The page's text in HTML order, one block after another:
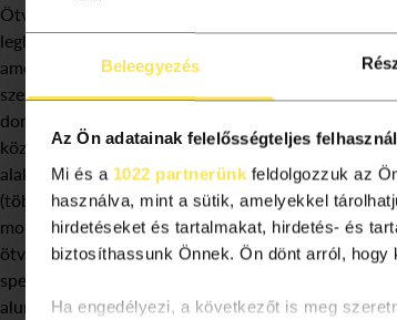
Beleegyezés
Az Ön adatainak felelősségteljes
Mi és a 1022 partnerünk feldolgozzuk az
használva, mint a sütik, amelyekkel
hirdetéseket és tartalmakat, hirdetés- és
biztosíthassunk Önnek. Ön dönt arról,
Ha engedélyezi, a következőt is meg
Ötvenhatos emlékműig, mert akkor tárul fel a
leglátványosabban az épület két domboldala,
amelyek a térszín alatt összekapcsolódnak. Azonnal
szembetűnik az épület egyik különlegessége, a
domboldalakat körülölelő üveghomlokzat, amelyet
közel félmillió kis pixel öltöztet fel látványos
alakzatokba. A formák 20 magyar és 20 nemzetközi
(többek között venezuelai, kongói, kameruni,
mongol, kínai és melanéz) néprajzi motívum kortárs
ötvözeteként születtek meg. A kis kockákat egy
speciális robot helyezte be azokba a lézervágott
alumínium rácsokba, melyekből több mint 2.000